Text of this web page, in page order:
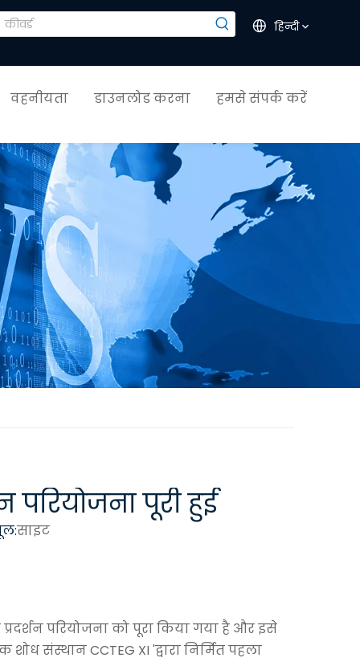
हिन्दी
वहनीयता डाउनलोड करना हमसे संपर्क करें
परियोजना पूरी हुई
साइट
परियोजना को पूरा किया गया है और इसे
संस्थान CCTEG XI 'द्वारा निर्मित पहला